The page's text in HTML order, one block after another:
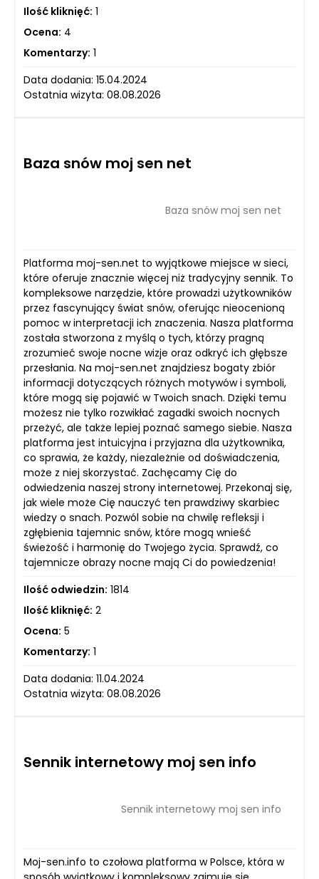
Ilość kliknięć: 1
Ocena: 4
Komentarzy: 1
Data dodania: 15.04.2024
Ostatnia wizyta: 08.08.2026
Baza snów moj sen net
Baza snów moj sen net
Platforma moj-sen.net to wyjątkowe miejsce w sieci,
które oferuje znacznie więcej niż tradycyjny sennik. To
kompleksowe narzędzie, które prowadzi użytkowników
przez fascynujący świat snów, oferując nieocenioną
pomoc w interpretacji ich znaczenia. Nasza platforma
została stworzona z myślą o tych, którzy pragną
zrozumieć swoje nocne wizje oraz odkryć ich głębsze
przesłania. Na moj-sen.net znajdziesz bogaty zbiór
informacji dotyczących różnych motywów i symboli,
które mogą się pojawić w Twoich snach. Dzięki temu
możesz nie tylko rozwikłać zagadki swoich nocnych
przeżyć, ale także lepiej poznać samego siebie. Nasza
platforma jest intuicyjna i przyjazna dla użytkownika,
co sprawia, że każdy, niezależnie od doświadczenia,
może z niej skorzystać. Zachęcamy Cię do
odwiedzenia naszej strony internetowej. Przekonaj się,
jak wiele może Cię nauczyć ten prawdziwy skarbiec
wiedzy o snach. Pozwól sobie na chwilę refleksji i
zgłębienia tajemnic snów, które mogą wnieść
świeżość i harmonię do Twojego życia. Sprawdź, co
tajemnicze obrazy nocne mają Ci do powiedzenia!
Ilość odwiedzin: 1814
Ilość kliknięć: 2
Ocena: 5
Komentarzy: 1
Data dodania: 11.04.2024
Ostatnia wizyta: 08.08.2026
Sennik internetowy moj sen info
Sennik internetowy moj sen info
Moj-sen.info to czołowa platforma w Polsce, która w